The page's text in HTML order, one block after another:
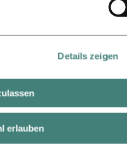
Details zeigen
erlauben